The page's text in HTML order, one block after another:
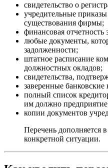
свидетельство о
учредительные
существования фирмы;
финансовая отчетность
любые документы,
задолженности;
штатное расписание
должностных окладов;
свидетельства,
заверенные
полный список
им должно
копии документов
Перечень дополняется
конкретной ситуации.